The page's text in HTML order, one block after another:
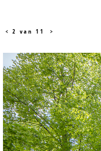
< 2 van 11 >